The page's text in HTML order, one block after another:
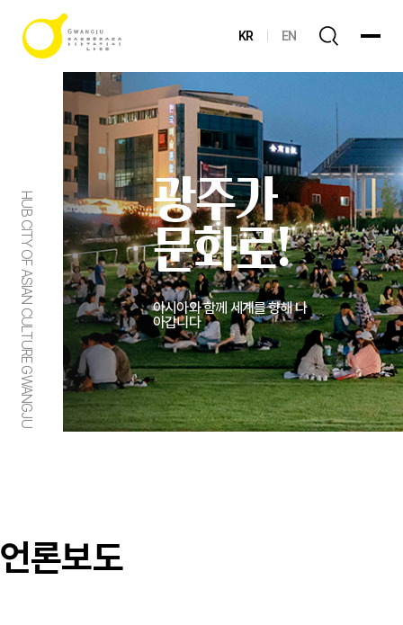
KR EN
HUB CITY OF ASIAN CULTURE GWANGJU
광주가
문화로!
아시아와 함께 세계를 향해 나
아갑니다
언론보도